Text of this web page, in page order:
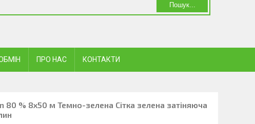
Пошук...
ПРО НАС КОНТАКТИ
80 % 8х50 м Темно-зелена Сітка зелена затіняюча